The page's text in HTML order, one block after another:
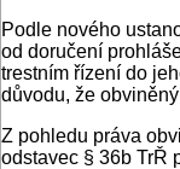
Podle nového
od doručení
trestním řízení do
důvodu, že
Z pohledu práva
odstavec § 36b TrŘ